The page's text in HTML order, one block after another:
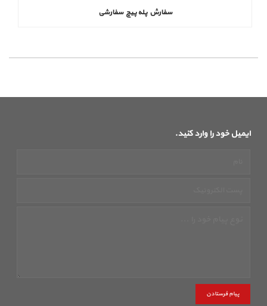
سفارش پله پیچ سفارشی
ایمیل خود را وارد کنید.
پیام فرستادن